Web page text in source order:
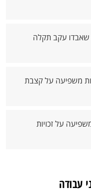
שאבדו עקב תקלה
משפיעה על קצבת
על זכויות
עבודה